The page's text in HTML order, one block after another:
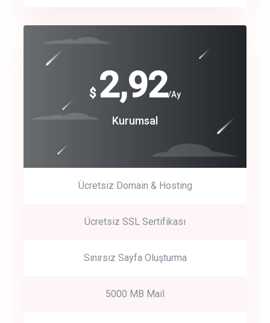
crm auto cync
track energy costs
Get Started
Start by trying our service for 30 days free trial no credit card
$ 2,92/Ay
Kurumsal
Ücretsiz Domain & Hosting
Ücretsiz SSL Sertifikası
Sınırsız Sayfa Oluşturma
5000 MB Mail
$
240
Coroprate